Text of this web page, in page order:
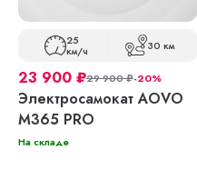
25
км/ч 30 км
23 900 ₽29 900₽-20%
Электросамокат AOVO
M365 PRO
На складе